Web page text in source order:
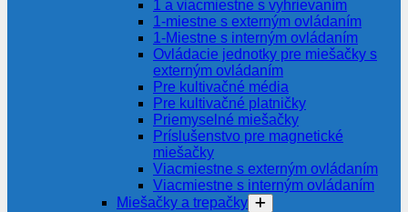
1 a viacmiestne s vyhrievaním
1-miestne s externým ovládaním
1-Miestne s interným ovládaním
Ovládacie jednotky pre miešačky s
externým ovládaním
Pre kultivačné média
Pre kultivačné platničky
Priemyselné miešačky
Príslušenstvo pre magnetické
miešačky
Viacmiestne s externým ovládaním
Viacmiestne s interným ovládaním
Miešačky a trepačky